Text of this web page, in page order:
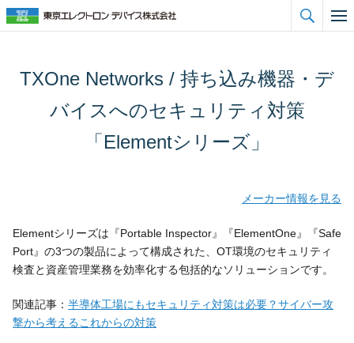

TXOne Networks / 持ち込み機器・デ
バイスへのセキュリティ対策
「Elementシリーズ」
メーカー情報を見る
Elementシリーズは『Portable Inspector』『ElementOne』『Safe
Port』の3つの製品によって構成された、OT環境のセキュリティ
検査と資産管理業務を効率化する包括的なソリューションです。
関連記事： 半導体工場にもセキュリティ対策は必要？サイバー攻
撃から考えるこれからの対策